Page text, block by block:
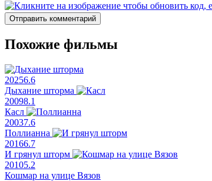
Отправить комментарий
Похожие фильмы
20256.6
Дыхание шторма
20098.1
Касл
20037.6
Поллианна
20166.7
И грянул шторм
20105.2
Кошмар на улице Вязов